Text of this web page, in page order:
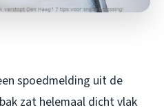
spoedmelding uit de
zat helemaal dicht vlak